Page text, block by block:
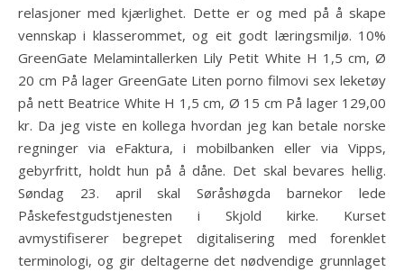
relasjoner med kjærlighet. Dette er og med på å skape
vennskap i klasserommet, og eit godt læringsmiljø. 10%
GreenGate Melamintallerken Lily Petit White H 1,5 cm, Ø
20 cm På lager GreenGate Liten porno filmovi sex leketøy
på nett Beatrice White H 1,5 cm, Ø 15 cm På lager 129,00
kr. Da jeg viste en kollega hvordan jeg kan betale norske
regninger via eFaktura, i mobilbanken eller via Vipps,
gebyrfritt, holdt hun på å dåne. Det skal bevares hellig.
Søndag 23. april skal Søråshøgda barnekor lede
Påskefestgudstjenesten i Skjold kirke. Kurset
avmystifiserer begrepet digitalisering med forenklet
terminologi, og gir deltagerne det nødvendige grunnlaget